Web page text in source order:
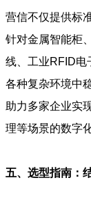
营信不仅提供标
针对金属智能柜
线、工业RFID电
各种复杂环境中
助力多家企业实
理等场景的数字
五、选型指南：